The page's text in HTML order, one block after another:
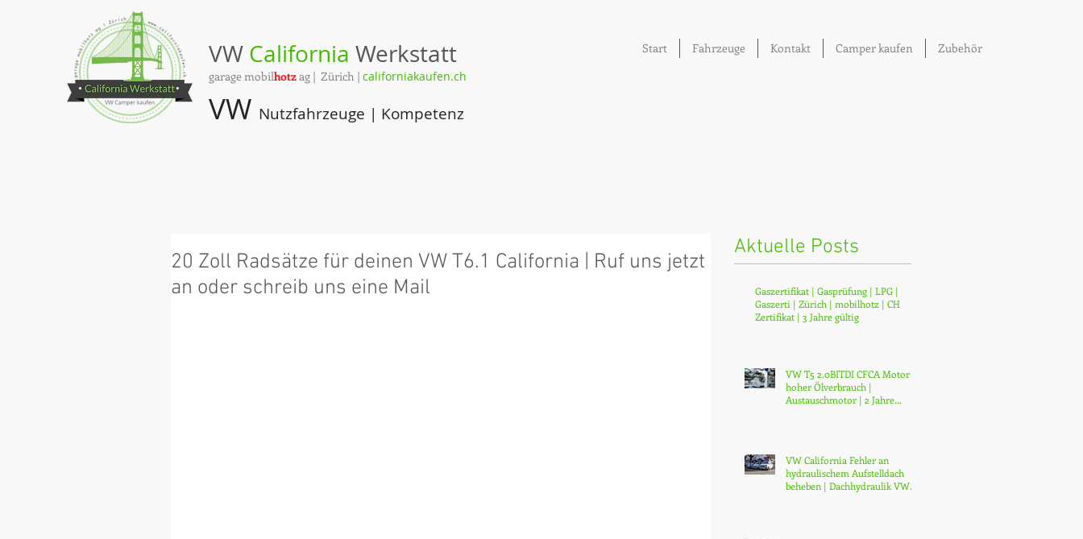
VW California Werkstatt
garage mobilhotzag | Zürich | californiakaufen.ch
VW Nutzfahrzeuge | Kompetenz
Start Fahrzeuge Kontakt Camper kaufen Zubehör
20 Zoll Radsätze für deinen VW T6.1 California | Ruf uns jetzt
an oder schreib uns eine Mail
Aktuelle Posts
Gaszertifikat | Gasprüfung | LPG |
Gaszerti | Zürich | mobilhotz | CH
Zertifikat | 3 Jahre gültig
VW T5 2.0BITDI CFCA Motor |
hoher Ölverbrauch |
Austauschmotor | 2 Jahre
VW California Fehler an
hydraulischem Aufstelldach
beheben | Dachhydraulik VW